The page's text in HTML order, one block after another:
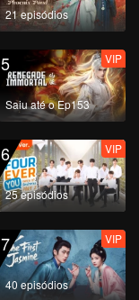
353
VIP
355
VIP
357
VIP
21 episódios
5
Saiu até o Ep153
VIP
6
25 episódios
VIP
7
40 episódios
VIP